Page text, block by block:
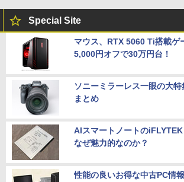
Special Site
マウス、RTX 5060 Ti搭載ゲ
5,000円オフで30万円台！
ソニーミラーレス一眼の大
まとめ
AIスマートノートの
なぜ魅力的なのか？
性能の良いお得な中古PC情